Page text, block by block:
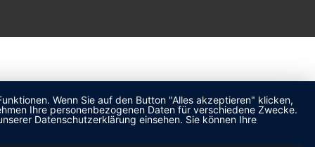
Wenn Sie auf den Button "Alles akzeptieren" klicken,
Ihre personenbezogenen Daten für verschiedene Zwecke.
Datenschutzerklärung einsehen. Sie können Ihre